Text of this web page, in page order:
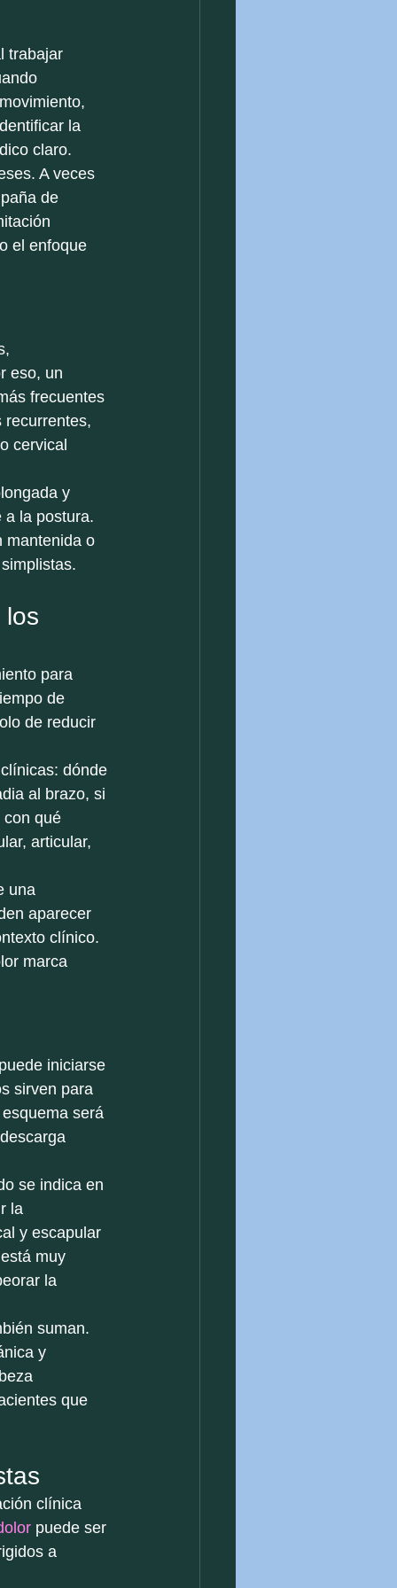
trabajar
la
claro.
A veces
de
el enfoque
eso, un
frecuentes
recurrentes,
cervical
y
a la postura.
mantenida o
los
para
de
de reducir
dónde
al brazo, si
con qué
articular,
una
aparecer
clínico.
marca
iniciarse
sirven para
será
se indica en
la
y escapular
muy
la
suman.
y
que
clínica
puede ser
a